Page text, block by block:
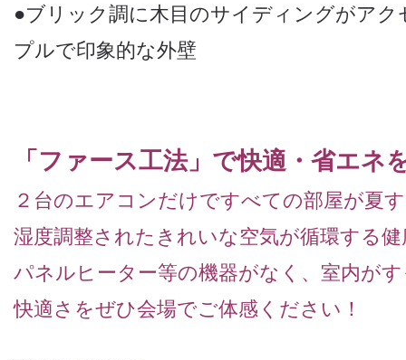
●ブリック調に木目のサイディングがア
プルで印象的な外壁
「ファース工法」で快適・省エネ
２台のエアコンだけですべての部屋が夏
湿度調整されたきれいな空気が循環する
パネルヒーター等の機器がなく、室内が
快適さをぜひ会場でご体感ください！